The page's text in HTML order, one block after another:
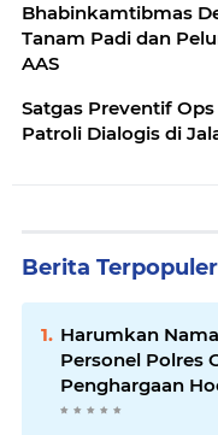
Bhabinkamtibmas
Tanam Padi dan
AAS
Satgas Preventif
Patroli Dialogis di
Berita Terpopuler
Harumkan
Personel Polres
Penghargaan
2026